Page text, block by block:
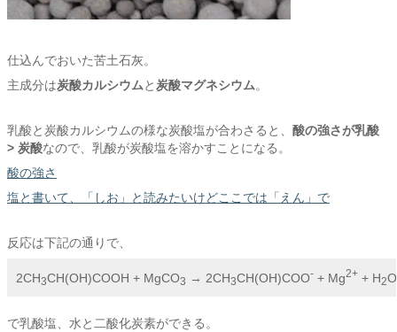
仕込んでおいた苦土石灰。
主成分は炭酸カルシウムと 炭酸マグネシウム。
乳酸と炭酸カルシウムの様な炭酸塩が合わさると、 酸の強さが乳酸
> 炭酸なので、乳酸が炭酸塩を溶かすことになる。
酸の強さ
塩と書いて、「しお」と読みたいけどここでは「えん」で
反応は下記の通りで、
2CH3CH(OH)COOH + MgCO3 → 2CH3CH(OH)COO- + Mg2+ + H2
で乳酸塩、水と二酸化炭素ができる。